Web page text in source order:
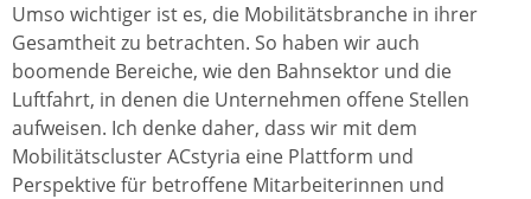
Umso wichtiger ist es, die Mobilitätsbranche in ihrer
Gesamtheit zu betrachten. So haben wir auch
boomende Bereiche, wie den Bahnsektor und die
Luftfahrt, in denen die Unternehmen offene Stellen
aufweisen. Ich denke daher, dass wir mit dem
Mobilitätscluster ACstyria eine Plattform und
Perspektive für betroffene Mitarbeiterinnen und